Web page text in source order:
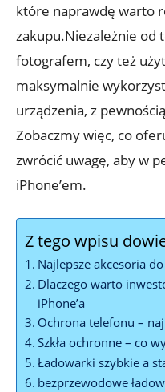
które naprawdę ⁤warto
zakupu.Niezależnie od
fotografem, czy też
maksymalnie
urządzenia, z
Zobaczmy więc, co
zwrócić uwagę, aby w
iPhone’em.
Z tego wpisu
Najlepsze akcesoria
Dlaczego warto
‍iPhone’a
Ochrona ‌telefonu –​
Szkła ochronne – co
Ładowarki szybkie a
bezprzewodowe